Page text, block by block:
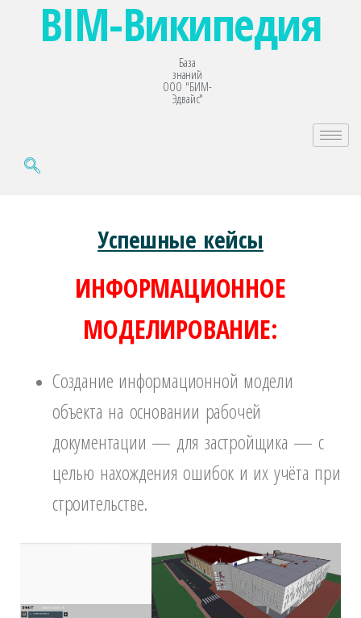
BIM-Википедия
База
знаний
ООО "БИМ-
Эдвайс"
Успешные кейсы
ИНФОРМАЦИОННОЕ
МОДЕЛИРОВАНИЕ:
Создание информационной модели
объекта на основании рабочей
документации — для застройщика — с
целью нахождения ошибок и их учёта при
строительстве.